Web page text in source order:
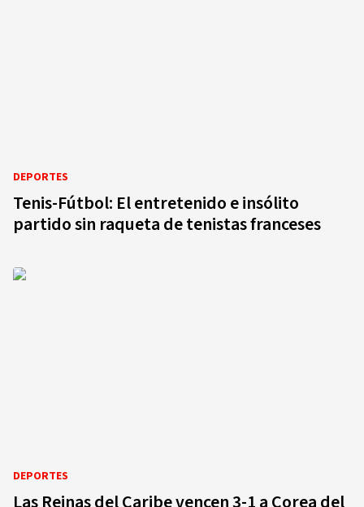
DEPORTES
Tenis-Fútbol: El entretenido e insólito
partido sin raqueta de tenistas franceses
DEPORTES